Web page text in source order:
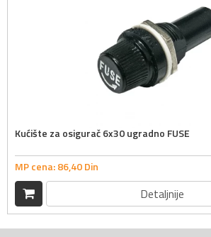
Kućište za osigurač 6x30 ugradno FUSE
MP cena:86,40Din
Detaljnije